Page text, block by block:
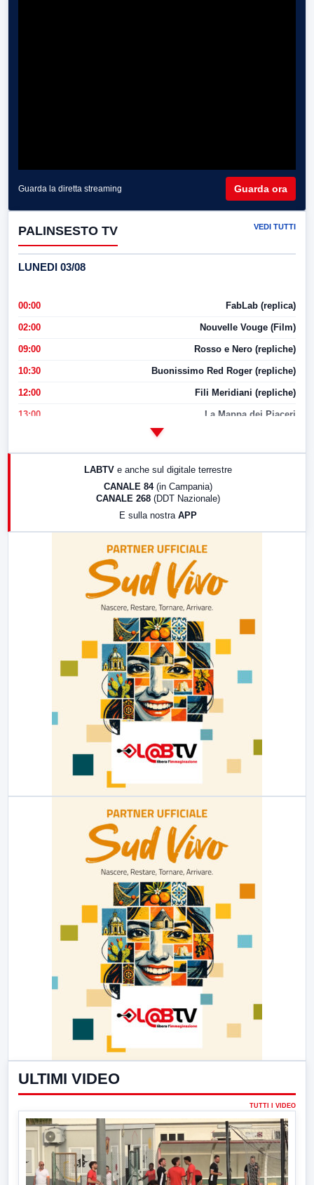
Guarda la diretta streaming Guarda ora
PALINSESTO TV VEDI TUTTI
LUNEDI 03/08
00:00 FabLab (replica)
02:00 Nouvelle Vouge (Film)
09:00 Rosso e Nero (repliche)
10:30 Buonissimo Red Roger (repliche)
12:00 Fili Meridiani (repliche)
13:00 La Mappa dei Piaceri
LABTV e anche sul digitale terrestre
CANALE 84 (in Campania)
CANALE 268 (DDT Nazionale)
E sulla nostra APP
ULTIMI VIDEO
TUTTI I VIDEO